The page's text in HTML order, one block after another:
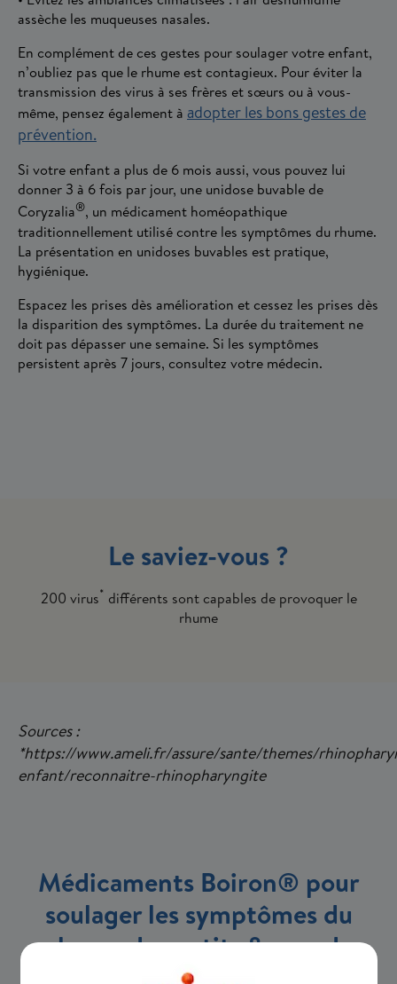
assèche les muqueuses nasales.
En complément de ces gestes pour soulager votre enfant,
n’oubliez pas que le rhume est contagieux. Pour éviter la
transmission des virus à ses frères et sœurs ou à vous-
même, pensez également à adopter les bons gestes de
prévention.
Si votre enfant a plus de 6 mois aussi, vous pouvez lui
donner 3 à 6 fois par jour, une unidose buvable de
Coryzalia®, un médicament homéopathique
traditionnellement utilisé contre les symptômes du rhume.
La présentation en unidoses buvables est pratique,
hygiénique.
Espacez les prises dès amélioration et cessez les prises dès
la disparition des symptômes. La durée du traitement ne
doit pas dépasser une semaine. Si les symptômes
persistent après 7 jours, consultez votre médecin.
Le saviez-vous ?
200 virus* différents sont capables de provoquer le
rhume
Sources :
*https://www.ameli.fr/assure/sante/themes/
enfant/reconnaitre-rhinopharyngite
Médicaments Boiron® pour
soulager les symptômes du
rhume des petits & grands